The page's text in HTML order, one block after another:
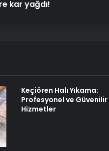
kar yağdı!
Keçiören Halı Yıkama:
Profesyonel ve Güvenilir
Hizmetler